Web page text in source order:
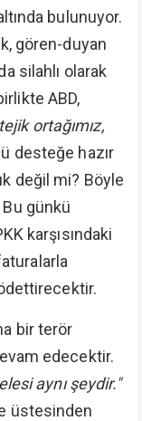
bulunuyor.
gören-duyan
silahlı olarak
ABD,
ortağımız,
desteğe hazır
değil mi? Böyle
günkü
karşısındaki
bir terör
edecektir.
aynı şeydir."
üstesinden